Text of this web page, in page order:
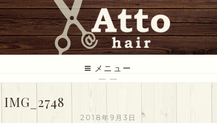
コ
ン
テ
ン
ツ
メニュー
— —
IMG_2748
2018年9月3日